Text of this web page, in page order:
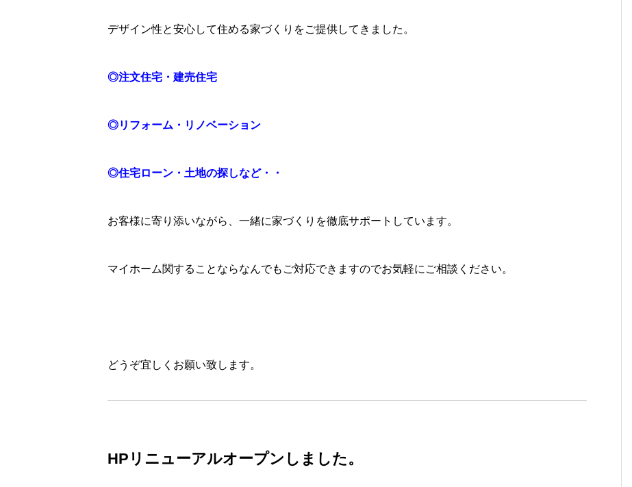
デザイン性と安心して住める家づくりをご提供してきました。
◎注文住宅・建売住宅
◎リフォーム・リノベーション
◎住宅ローン・土地の探しなど・・
お客様に寄り添いながら、一緒に家づくりを徹底サポートしています。
マイホーム関することならなんでもご対応できますのでお気軽にご相談ください。
どうぞ宜しくお願い致します。
HPリニューアルオープンしました。